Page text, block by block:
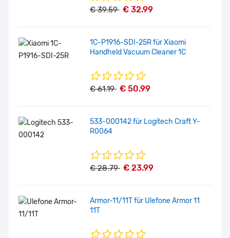
€ 39.59 € 32.99
1C-P1916-SDI-25R für Xiaomi
Handheld Vacuum Cleaner 1C
€ 61.19 € 50.99
533-000142 für Logitech Craft Y-
R0064
€ 28.79 € 23.99
Armor-11/11T für Ulefone Armor 11
11T